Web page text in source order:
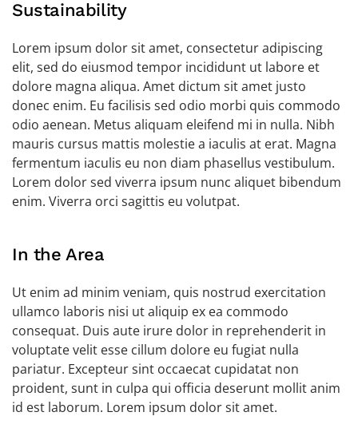
Sustainability
Lorem ipsum dolor sit amet, consectetur adipiscing
elit, sed do eiusmod tempor incididunt ut labore et
dolore magna aliqua. Amet dictum sit amet justo
donec enim. Eu facilisis sed odio morbi quis commodo
odio aenean. Metus aliquam eleifend mi in nulla. Nibh
mauris cursus mattis molestie a iaculis at erat. Magna
fermentum iaculis eu non diam phasellus vestibulum.
Lorem dolor sed viverra ipsum nunc aliquet bibendum
enim. Viverra orci sagittis eu volutpat.
In the Area
Ut enim ad minim veniam, quis nostrud exercitation
ullamco laboris nisi ut aliquip ex ea commodo
consequat. Duis aute irure dolor in reprehenderit in
voluptate velit esse cillum dolore eu fugiat nulla
pariatur. Excepteur sint occaecat cupidatat non
proident, sunt in culpa qui officia deserunt mollit anim
id est laborum. Lorem ipsum dolor sit amet.